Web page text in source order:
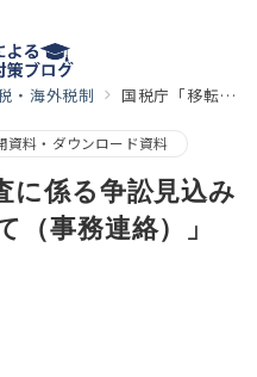
・海外税制 国税庁「移転価格調査に係る争訟見込み事案への対応について（事務連絡）」
資料・ダウンロード資料
に係る争訟見込み
（事務連絡）」